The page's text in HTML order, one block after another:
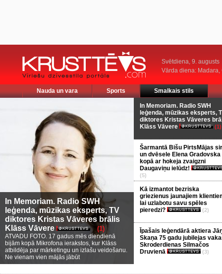
Svētdiena, 9. augusts
Vārda diena: Madara,
Nauda un vara Sports Smalkais stils
In Memoriam. Radio SWH
leģenda, mūzikas eksperts, TV
diktores Kristas Vāveres brālis
Klāss Vāvere
(1)
ATVADU FOTO. 17 gadus mēs diendienā
bijām kopā Mikrofona ierakstos, kur Klāss
atbildēja par mārketingu un izlašu veidošanu.
Ne vienam vien mājās jābūt
In Memoriam. Radio SWH
leģenda, mūzikas eksperts,
diktores Kristas Vāveres
Klāss Vāvere
(1)
Šarmantā Bišu PirtsMājas
un dvēsele Elena Gradovska
kopā ar hokeja zvaigzni
Daugaviņu ielūdz!
(5)
Kā izmantot bezriska
griezienus jaunajiem
lai uzlabotu savu spēles
pieredzi?
(2)
Īpašais leģendārā aktiera
Skaņa 75 gadu jubilejas
Skroderdienas Silmačos
Druvienā
(3)